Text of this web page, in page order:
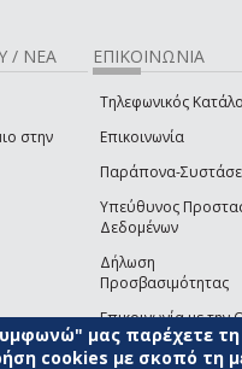
/ ΝΕΑ
στην
ΕΠΙΚΟΙΝΩΝΙΑ
Τηλεφωνικός
Επικοινωνία
Παράπονα-
Υπεύθυνος
Δεδομένων
Δήλωση
Προσβασιμότητας
Επικοινωνία με
Ανάπτυξης του site
μας παρέχετε
cookies με σκοπό τη